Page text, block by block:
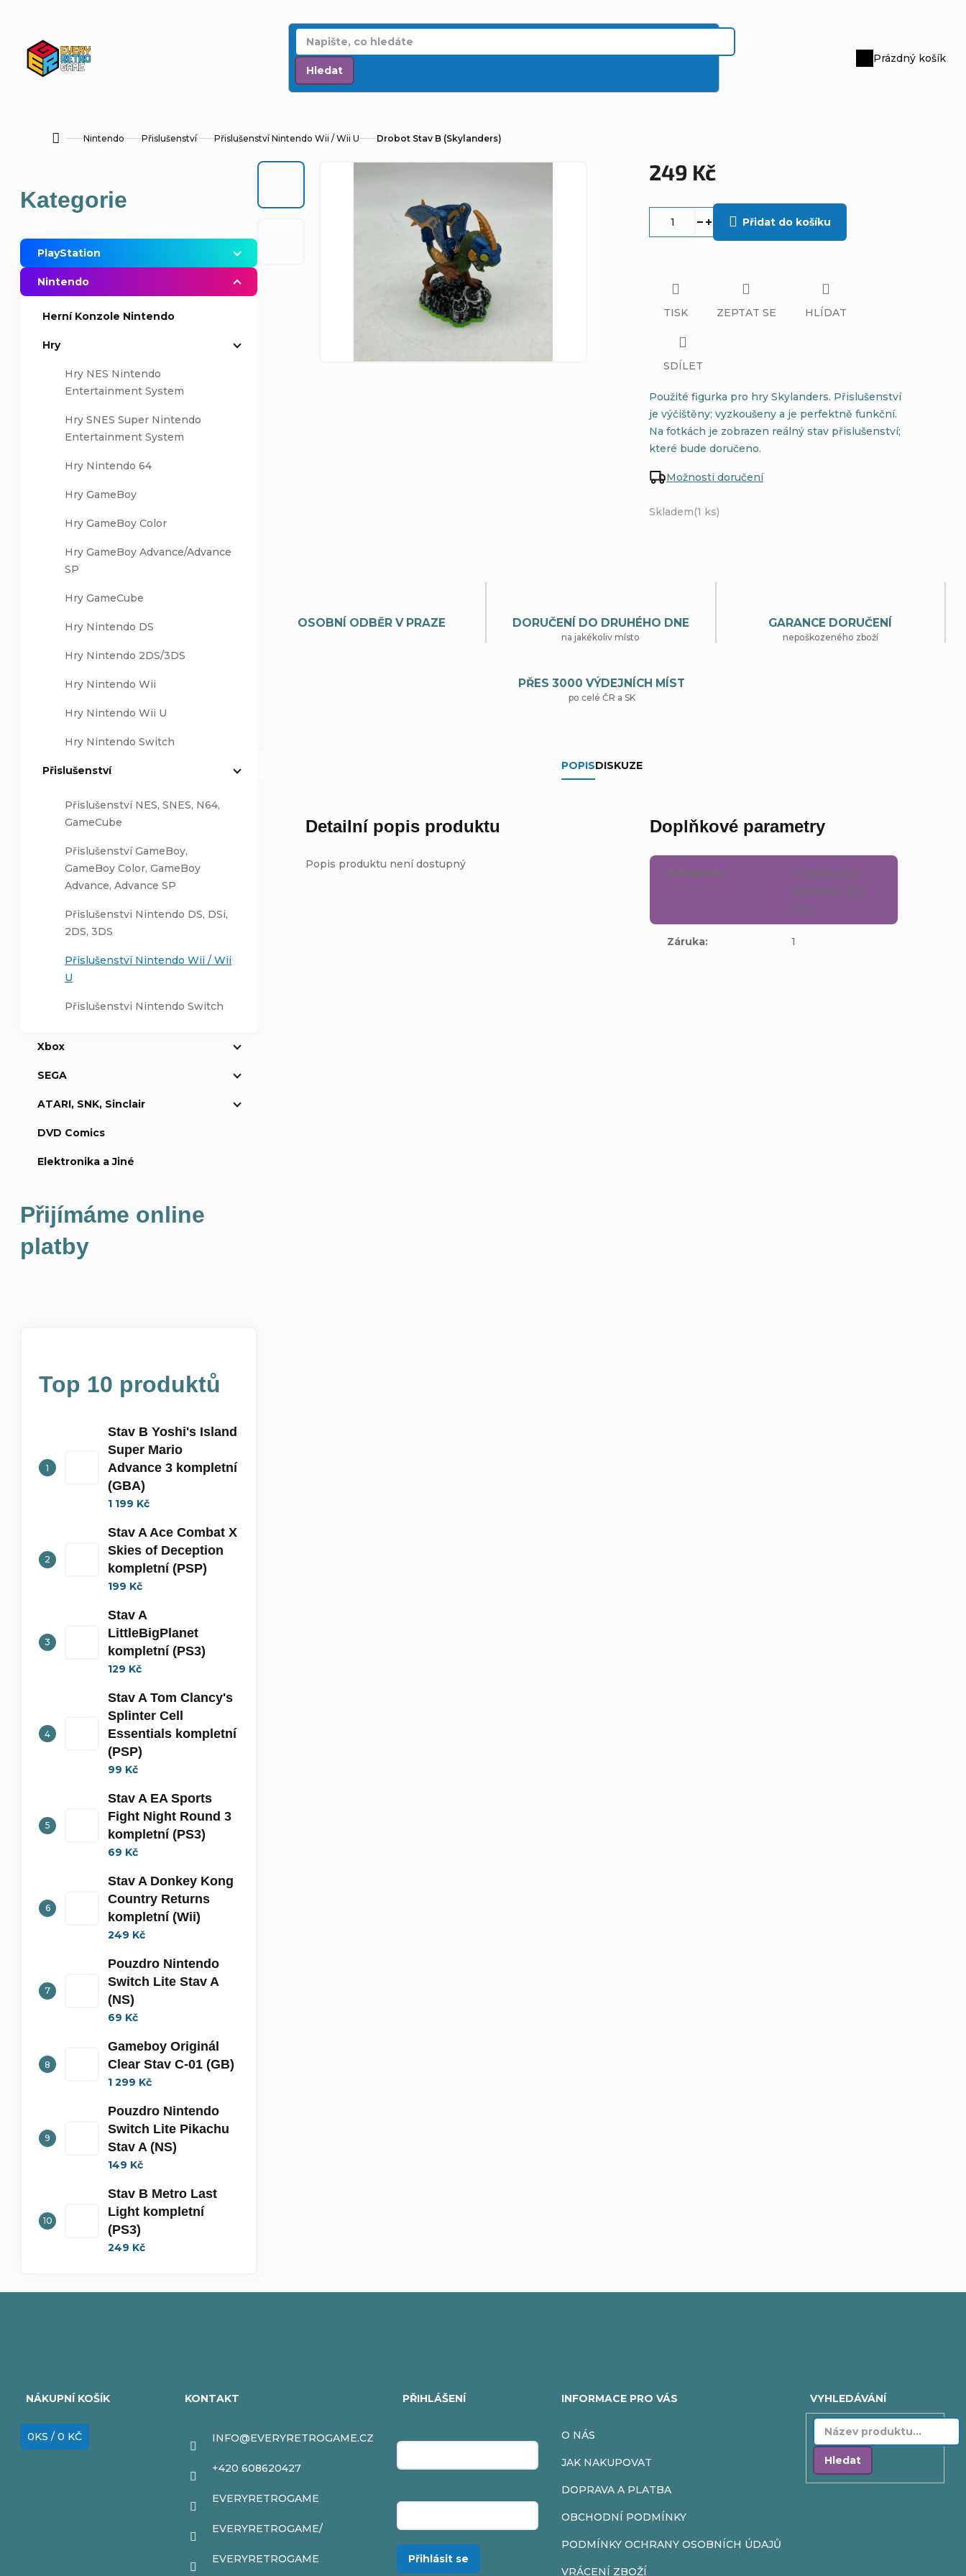
Hledat
Nákupní
Prázdný košík
DomůNintendo Přislušenství Přislušenství Nintendo Wii / Wii U Drobot Stav B (Skylanders)
o
s
t
Přeskočit
kategorie
Kategorie
PlayStation
Nintendo
Herní Konzole Nintendo
Hry
Hry NES Nintendo
Entertainment System
Hry SNES Super Nintendo
Entertainment System
Hry Nintendo 64
Hry GameBoy
Hry GameBoy Color
Hry GameBoy Advance/Advance
SP
Hry GameCube
Hry Nintendo DS
Hry Nintendo 2DS/3DS
Hry Nintendo Wii
Hry Nintendo Wii U
Hry Nintendo Switch
Přislušenství
Přislušenství NES, SNES, N64,
GameCube
Přislušenství GameBoy,
GameBoy Color, GameBoy
Advance, Advance SP
Přislušenstvi Nintendo DS, DSi,
2DS, 3DS
Přislušenství Nintendo Wii / Wii
U
Přislušenstvi Nintendo Switch
Xbox
SEGA
ATARI, SNK, Sinclair
DVD Comics
Elektronika a Jiné
Přijímáme online
platby
Top 10 produktů
Stav B Yoshi's Island
Super Mario
Advance 3 kompletní
(GBA)
1 199 Kč
Stav A Ace Combat X
Skies of Deception
kompletní (PSP)
199 Kč
Stav A
LittleBigPlanet
kompletní (PS3)
129 Kč
Stav A Tom Clancy's
Splinter Cell
Essentials kompletní
(PSP)
99 Kč
Stav A EA Sports
Fight Night Round 3
kompletní (PS3)
69 Kč
Stav A Donkey Kong
Country Returns
kompletní (Wii)
249 Kč
Pouzdro Nintendo
Switch Lite Stav A
(NS)
69 Kč
Gameboy Originál
Clear Stav C-01 (GB)
1 299 Kč
Pouzdro Nintendo
Switch Lite Pikachu
Stav A (NS)
149 Kč
Stav B Metro Last
Light kompletní
(PS3)
249 Kč
249 Kč
Skladem(1 ks)
Možnosti doručení
Přidat do košíku
Použité figurka pro hry Skylanders. Přislušenství
je výčištěny; vyzkoušeny a je perfektně funkční.
Na fotkách je zobrazen reálný stav přislušenství;
které bude doručeno.
TISK ZEPTAT SE HLÍDAT
SDÍLET
OSOBNÍ ODBĚR V PRAZE DORUČENÍ DO DRUHÉHO DNE
na jakékoliv místo
GARANCE DORUČENÍ
nepoškozeného zboží
PŘES 3000 VÝDEJNÍCH MÍST
po celé ČR a SK
POPISDISKUZE
Detailní popis produktu
Popis produktu není dostupný
Doplňkové parametry
Kategorie:
Přislušenství
Nintendo Wii /
Wii U
Záruka: 1
NÁKUPNÍ KOŠÍK
0KS / 0 KČ
KONTAKT
INFO@EVERYRETROGAME.CZ
+420 608620427
EVERYRETROGAME
EVERYRETROGAME/
EVERYRETROGAME
PŘIHLÁŠENÍ
Přihlásit se
INFORMACE PRO VÁS
O NÁS
JAK NAKUPOVAT
DOPRAVA A PLATBA
OBCHODNÍ PODMÍNKY
PODMÍNKY OCHRANY OSOBNÍCH ÚDAJŮ
VRÁCENÍ ZBOŽÍ
VYHLEDÁVÁNÍ
Hledat